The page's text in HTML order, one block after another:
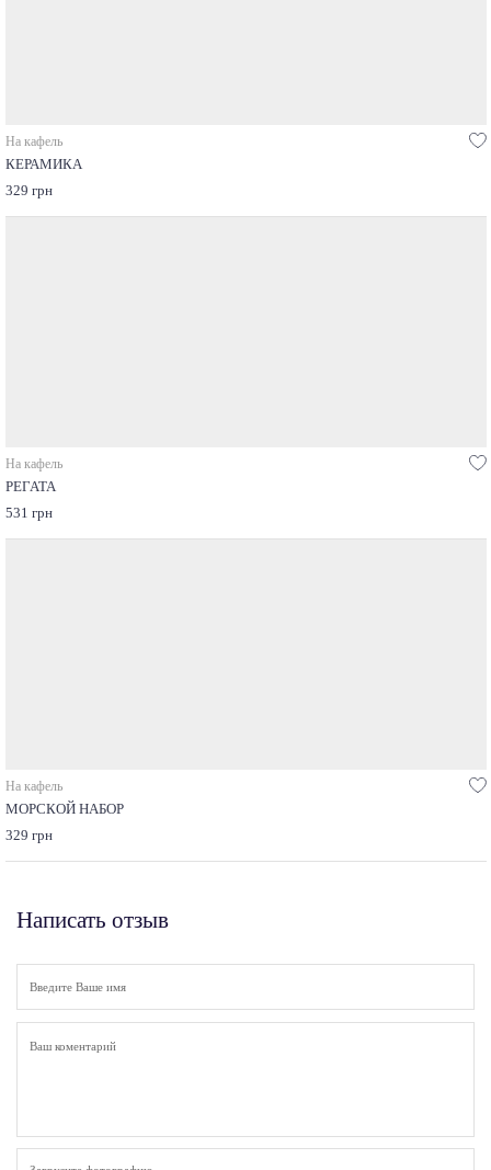
На кафель
КЕРАМИКА
329 грн
На кафель
РЕГАТА
531 грн
На кафель
МОРСКОЙ НАБОР
329 грн
Написать отзыв